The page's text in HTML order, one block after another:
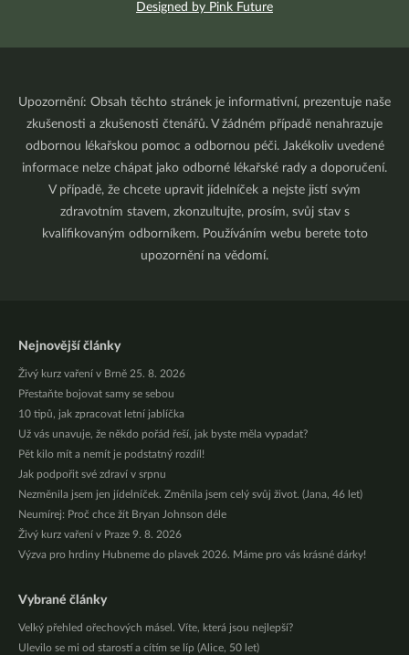
Designed by Pink Future
Upozornění: Obsah těchto stránek je informativní, prezentuje naše
zkušenosti a zkušenosti čtenářů. V žádném případě nenahrazuje
odbornou lékařskou pomoc a odbornou péči. Jakékoliv uvedené
informace nelze chápat jako odborné lékařské rady a doporučení.
V případě, že chcete upravit jídelníček a nejste jistí svým
zdravotním stavem, zkonzultujte, prosím, svůj stav s
kvalifikovaným odborníkem. Používáním webu berete toto
upozornění na vědomí.
Nejnovější články
Živý kurz vaření v Brně 25. 8. 2026
Přestaňte bojovat samy se sebou
10 tipů, jak zpracovat letní jablíčka
Už vás unavuje, že někdo pořád řeší, jak byste měla vypadat?
Pět kilo mít a nemít je podstatný rozdíl!
Jak podpořit své zdraví v srpnu
Nezměnila jsem jen jídelníček. Změnila jsem celý svůj život. (Jana, 46 let)
Neumírej: Proč chce žít Bryan Johnson déle
Živý kurz vaření v Praze 9. 8. 2026
Výzva pro hrdiny Hubneme do plavek 2026. Máme pro vás krásné dárky!
Vybrané články
Velký přehled ořechových másel. Víte, která jsou nejlepší?
Ulevilo se mi od starostí a cítím se líp (Alice, 50 let)